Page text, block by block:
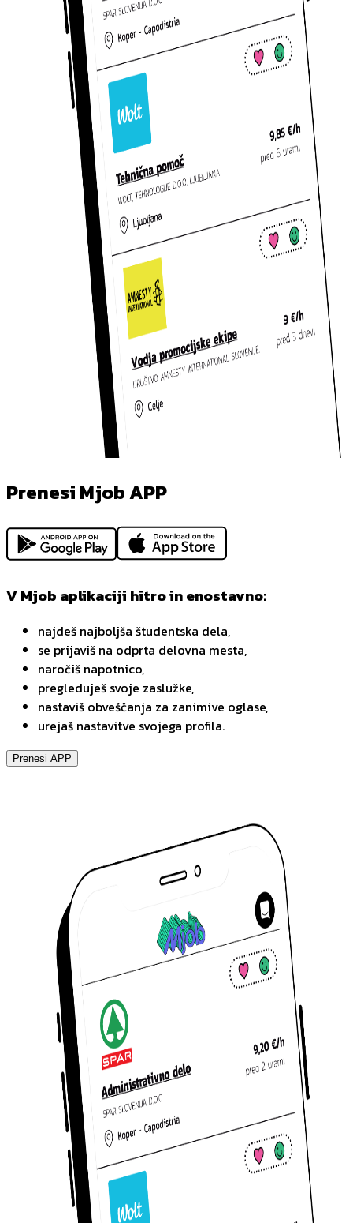
Prenesi Mjob APP
V Mjob aplikaciji hitro in enostavno:
najdeš najboljša študentska dela,
se prijaviš na odprta delovna mesta,
naročiš napotnico,
pregleduješ svoje zaslužke,
nastaviš obveščanja za zanimive oglase,
urejaš nastavitve svojega profila.
Prenesi APP